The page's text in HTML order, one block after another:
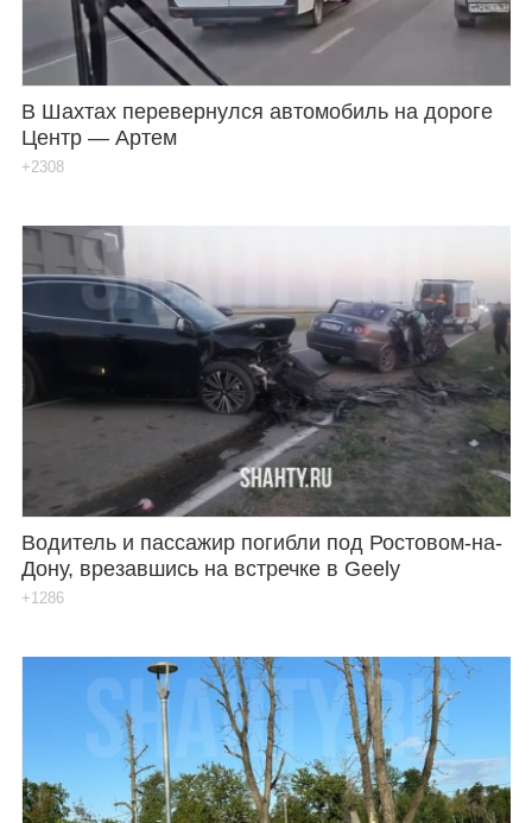
В Шахтах перевернулся автомобиль на дороге
Центр — Артем
+2308
Водитель и пассажир погибли под Ростовом-на-
Дону, врезавшись на встречке в Geely
+1286